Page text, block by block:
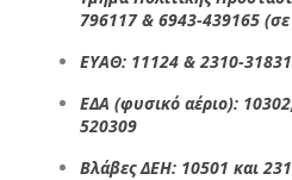
796117 & 6943-439165
ΕΥΑΘ: 11124 & 2310-
ΕΔΑ (φυσικό αέριο):
520309
Βλάβες ΔΕΗ: 10501 και